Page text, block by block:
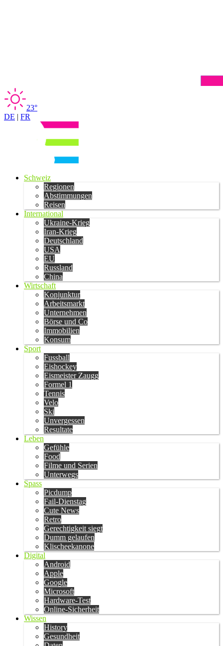
23°
DE | FR
Schweiz
Regionen
Abstimmungen
Reisen
International
Ukraine-Krieg
Iran-Krieg
Deutschland
USA
EU
Russland
China
Wirtschaft
Konjunktur
Arbeitsmarkt
Unternehmen
Börse und Co
Immobilien
Konsum
Sport
Fussball
Eishockey
Eismeister Zaugg
Formel 1
Tennis
Velo
Ski
Unvergessen
Resultate
Leben
Gefühle
Food
Filme und Serien
Unterwegs
Spass
Picdump
Fail-Dienstag
Cute News
Retro
Gerechtigkeit siegt
Dumm gelaufen
Klischeekanone
Digital
Android
Apple
Google
Microsoft
Hardware-Test
Online-Sicherheit
Wissen
History
Gesundheit